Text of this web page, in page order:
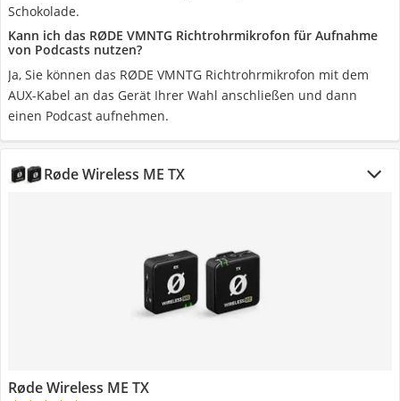
Schokolade.
Kann ich das RØDE VMNTG Richtrohrmikrofon für Aufnahme
von Podcasts nutzen?
Ja, Sie können das RØDE VMNTG Richtrohrmikrofon mit dem
AUX-Kabel an das Gerät Ihrer Wahl anschließen und dann
einen Podcast aufnehmen.
Røde Wireless ME TX
Røde Wireless ME TX